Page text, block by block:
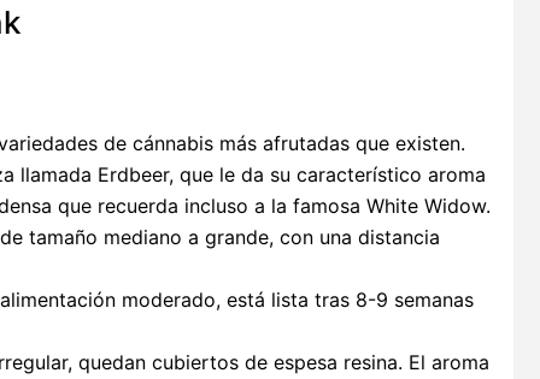
de cánnabis más afrutadas que existen.
llamada Erdbeer, que le da su característico aroma
que recuerda incluso a la famosa White Widow.
tamaño mediano a grande, con una distancia
moderado, está lista tras 8-9 semanas
quedan cubiertos de espesa resina. El aroma